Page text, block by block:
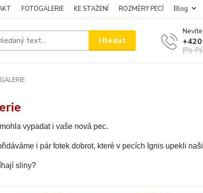
FOTOGALERIE KE STAŽENÍ ROZMĚRY PECÍ Blog
Hledat
(Po-
vypadat i vaše nová pec.
i pár fotek dobrot, které v pecích Ignis upekli
sliny?